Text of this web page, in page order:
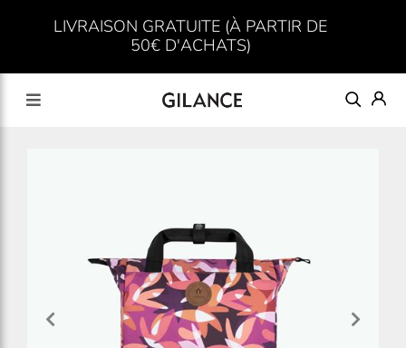
LIVRAISON GRATUITE (À PARTIR DE
50€ D'ACHATS)